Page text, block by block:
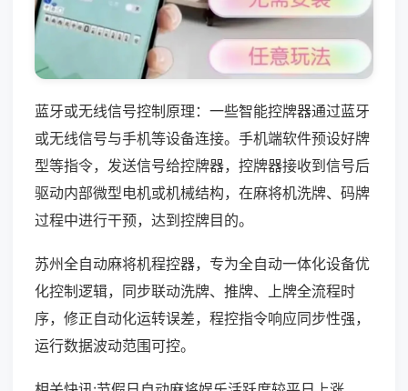
蓝牙或无线信号控制原理：一些智能控牌器通过蓝牙
或无线信号与手机等设备连接。手机端软件预设好牌
型等指令，发送信号给控牌器，控牌器接收到信号后
驱动内部微型电机或机械结构，在麻将机洗牌、码牌
过程中进行干预，达到控牌目的。
苏州全自动麻将机程控器，专为全自动一体化设备优
化控制逻辑，同步联动洗牌、推牌、上牌全流程时
序，修正自动化运转误差，程控指令响应同步性强，
运行数据波动范围可控。